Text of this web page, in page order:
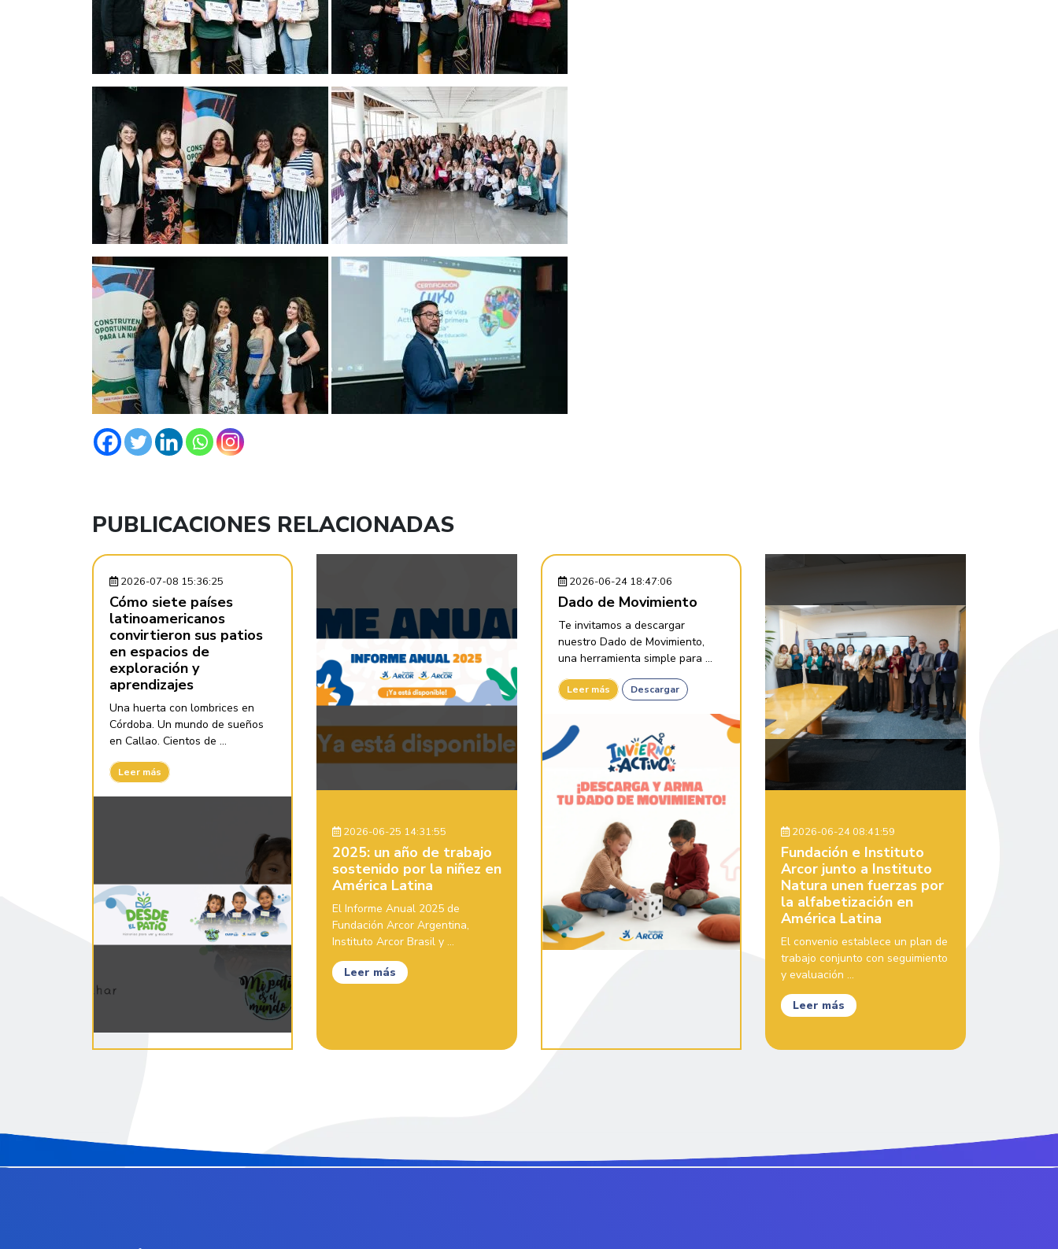
PUBLICACIONES RELACIONADAS
2026-07-08 15:36:25
Cómo siete países
latinoamericanos
convirtieron sus patios
en espacios de
exploración y
aprendizajes
Una huerta con lombrices en
Córdoba. Un mundo de sueños
en Callao. Cientos de ...
Leer más
2026-06-25 14:31:55
2025: un año de trabajo
sostenido por la niñez en
América Latina
El Informe Anual 2025 de
Fundación Arcor Argentina,
Instituto Arcor Brasil y ...
Leer más
2026-06-24 18:47:06
Dado de Movimiento
Te invitamos a descargar
nuestro Dado de Movimiento,
una herramienta simple para ...
Leer más Descargar
2026-06-24 08:41:59
Fundación e Instituto
Arcor junto a Instituto
Natura unen fuerzas por
la alfabetización en
América Latina
El convenio establece un plan de
trabajo conjunto con seguimiento
y evaluación ...
Leer más